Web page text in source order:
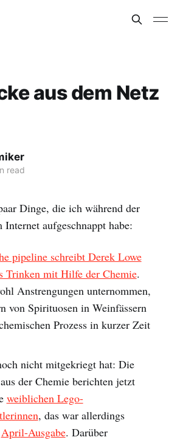
aus dem Netz
read
Dinge, die ich während der
aufgeschnappt habe:
pipeline schreibt Derek Lowe
Trinken mit Hilfe der Chemie.
Anstrengungen unternommen,
von Spirituosen in Weinfässern
Prozess in kurzer Zeit
nicht mitgekriegt hat: Die
der Chemie berichten jetzt
weiblichen Lego-
, das war allerdings
April-Ausgabe. Darüber